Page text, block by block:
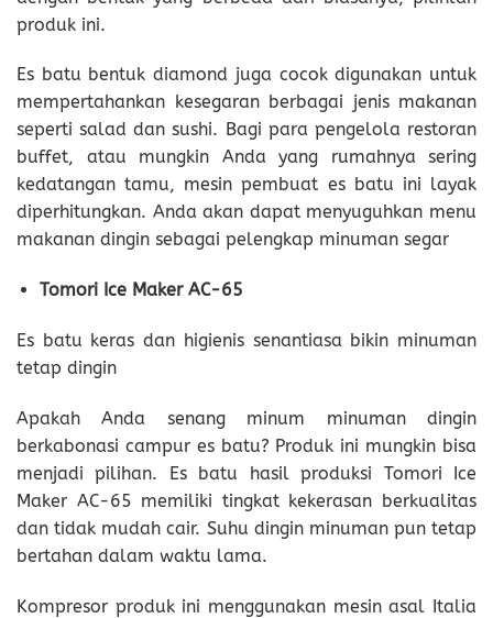
produk ini.
Es batu bentuk diamond juga cocok digunakan untuk
mempertahankan kesegaran berbagai jenis makanan
seperti salad dan sushi. Bagi para pengelola restoran
buffet, atau mungkin Anda yang rumahnya sering
kedatangan tamu, mesin pembuat es batu ini layak
diperhitungkan. Anda akan dapat menyuguhkan menu
makanan dingin sebagai pelengkap minuman segar
Tomori Ice Maker AC-65
Es batu keras dan higienis senantiasa bikin minuman
tetap dingin
Apakah Anda senang minum minuman dingin
berkabonasi campur es batu? Produk ini mungkin bisa
menjadi pilihan. Es batu hasil produksi Tomori Ice
Maker AC-65 memiliki tingkat kekerasan berkualitas
dan tidak mudah cair. Suhu dingin minuman pun tetap
bertahan dalam waktu lama.
Kompresor produk ini menggunakan mesin asal Italia